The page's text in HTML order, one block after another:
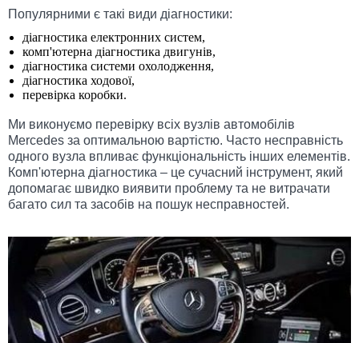
Популярними є такі види діагностики:
діагностика електронних систем,
комп'ютерна діагностика двигунів,
діагностика системи охолодження,
діагностика ходової,
перевірка коробки.
Ми виконуємо перевірку всіх вузлів автомобілів
Mercedes за оптимальною вартістю. Часто несправність
одного вузла впливає функціональність інших елементів.
Комп'ютерна діагностика – це сучасний інструмент, який
допомагає швидко виявити проблему та не витрачати
багато сил та засобів на пошук несправностей.